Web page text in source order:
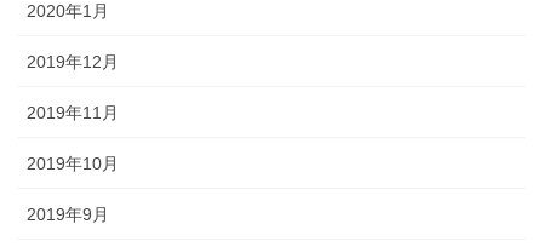
2020年1月
2019年12月
2019年11月
2019年10月
2019年9月